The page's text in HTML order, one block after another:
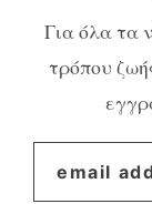
Για όλα τα
τρόπου